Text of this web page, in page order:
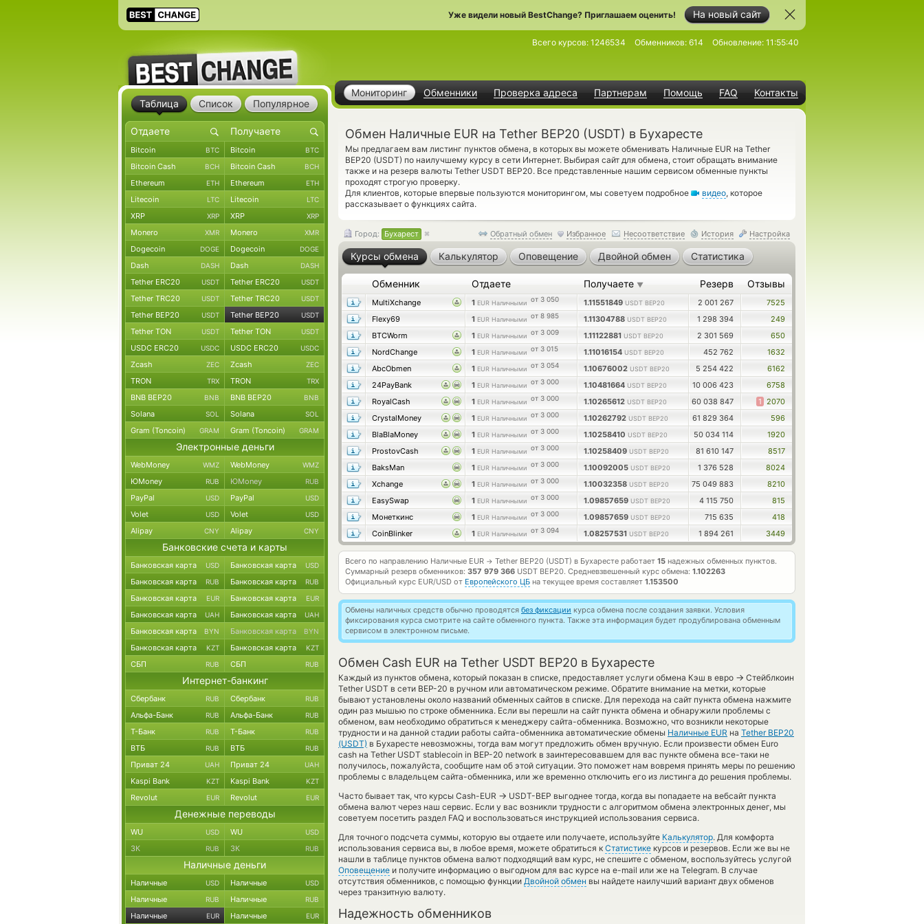
На новый сайт
Уже видели новый BestChange? Приглашаем оценить!
Мониторинг Обменники Проверка адреса Партнерам Помощь FAQ Контакты
Всего курсов: 1246534 Обменников: 614 Обновление: 11:55:40
Обмен Наличные EUR на Tether BEP20 (USDT) в Бухаресте
Мы предлагаем вам листинг пунктов обмена, в которых вы можете обменивать Наличные EUR на Tether
BEP20 (USDT) по наилучшему курсу в сети Интернет. Выбирая сайт для обмена, стоит обращать внимание
также и на резерв валюты Tether USDT BEP20. Все представленные нашим сервисом обменные пункты
проходят строгую проверку.
Для клиентов, которые впервые пользуются мониторингом, мы советуем подробное
видео, которое
рассказывает о функциях сайта.
Обратный обмен Избранное Несоответствие История Настройка
Город: Бухарест
Курсы обмена Калькулятор Оповещение Двойной обмен Статистика
Обменник Отдаете Получаете ▼ Резерв Отзывы
MultiXchange 1 EUR Наличными от 3 050 1.11551849 USDT BEP20 2 001 267
7525
Flexy69
1 EUR Наличными от 8 985 1.11304788 USDT BEP20 1 298 394
249
BTCWorm
1 EUR Наличными от 3 009 1.11122881 USDT BEP20 2 301 569
650
NordChange
1 EUR Наличными от 3 015 1.11016154 USDT BEP20 452 762
1632
AbcObmen
1 EUR Наличными от 3 054 1.10676002 USDT BEP20 5 254 422
6162
24PayBank
1 EUR Наличными от 3 000 1.10481664 USDT BEP20 10 006 423
6758
RoyalCash
1 EUR Наличными от 3 000 1.10265612 USDT BEP20 60 038 847 1 2070
CrystalMoney
1 EUR Наличными от 3 000 1.10262792 USDT BEP20 61 829 364
596
BlaBlaMoney
1 EUR Наличными от 3 000 1.10258410 USDT BEP20 50 034 114
1920
ProstovCash
1 EUR Наличными от 3 000 1.10258409 USDT BEP20 81 610 147
8517
BaksMan
1 EUR Наличными от 3 000 1.10092005 USDT BEP20 1 376 528
8024
Xchange
1 EUR Наличными от 3 000 1.10032358 USDT BEP20 75 049 883
8210
EasySwap
1 EUR Наличными от 3 000 1.09857659 USDT BEP20 4 115 750
815
Монеткинс
1 EUR Наличными от 3 000 1.09857659 USDT BEP20 715 635
418
CoinBlinker
1 EUR Наличными от 3 094 1.08257531 USDT BEP20 1 894 261 3449
Всего по направлению Наличные EUR → Tether BEP20 (USDT) в Бухаресте работает 15 надежных обменных пунктов.
Суммарный резерв обменников: 357 979 366 USDT BEP20. Средневзвешенный курс обмена: 1.102263
Официальный курс EUR/USD от Европейского ЦБ на текущее время составляет 1.153500
Обмены наличных средств обычно проводятся без фиксации курса обмена после создания заявки. Условия
фиксирования курса смотрите на сайте обменного пункта. Также эта информация будет продублирована обменным
сервисом в электронном письме.
Обмен Cash EUR на Tether USDT BEP20 в Бухаресте
Каждый из пунктов обмена, который показан в списке, предоставляет услуги обмена Кэш в евро → Стейблкоин
Tether USDT в сети BEP-20 в ручном или автоматическом режиме. Обратите внимание на метки, которые
бывают установлены около названий обменных сайтов в списке. Для перехода на сайт пункта обмена нажмите
один раз мышью по строке обменника. Если вы перешли на сайт пункта обмена и обнаружили проблемы с
обменом, вам необходимо обратиться к менеджеру сайта-обменника. Возможно, что возникли некоторые
трудности и на данной стадии работы сайта-обменника автоматические обмены Наличные EUR на Tether BEP20
(USDT) в Бухаресте невозможны, тогда вам могут предложить обмен вручную. Если произвести обмен Euro
cash на Tether USDT stablecoin in BEP-20 network в заинтересовавшем для вас пункте обмена все-таки не
получилось, пожалуйста, сообщите нам об этой ситуации. Это поможет нам вовремя принять меры по решению
проблемы с владельцем сайта-обменника, или же временно отключить его из листинга до решения проблемы.
Часто бывает так, что курсы Cash-EUR → USDT-BEP выгоднее тогда, когда вы попадаете на вебсайт пункта
обмена валют через наш сервис. Если у вас возникли трудности с алгоритмом обмена электронных денег, мы
советуем посетить раздел FAQ и воспользоваться инструкцией использования сервиса.
Для точного подсчета суммы, которую вы отдаете или получаете, используйте Калькулятор. Для комфорта
использования сервиса вы, в любое время, можете обратиться к Статистике курсов и резервов. Если же вы не
нашли в таблице пунктов обмена валют подходящий вам курс, не спешите с обменом, воспользуйтесь услугой
Оповещение и получите информацию о выгодном для вас курсе на e-mail или же на Telegram. В случае
отсутствия обменников, с помощью функции Двойной обмен вы найдете наилучший вариант двух обменов
через транзитную валюту.
Надежность обменников
Таблица Список Популярное
Bitcoin BTC Bitcoin BTC
Bitcoin Cash BCH Bitcoin Cash BCH
Ethereum ETH Ethereum ETH
Litecoin LTC Litecoin LTC
XRP XRP XRP XRP
Monero XMR Monero XMR
Dogecoin DOGE Dogecoin DOGE
Dash DASH Dash DASH
Tether ERC20 USDT Tether ERC20 USDT
Tether TRC20 USDT Tether TRC20 USDT
Tether BEP20 USDT Tether BEP20 USDT
Tether TON USDT Tether TON USDT
USDC ERC20 USDC USDC ERC20 USDC
Zcash ZEC Zcash ZEC
TRON TRX TRON TRX
BNB BEP20 BNB BNB BEP20 BNB
Solana SOL Solana SOL
Gram (Toncoin) GRAM Gram (Toncoin) GRAM
Электронные деньги
WebMoney WMZ WebMoney WMZ
ЮMoney RUB ЮMoney RUB
PayPal USD PayPal USD
Volet USD Volet USD
Alipay CNY Alipay CNY
Банковские счета и карты
Банковская карта USD Банковская карта USD
Банковская карта RUB Банковская карта RUB
Банковская карта EUR Банковская карта EUR
Банковская карта UAH Банковская карта UAH
Банковская карта BYN Банковская карта BYN
Банковская карта KZT Банковская карта KZT
СБП RUB СБП RUB
Интернет-банкинг
Сбербанк RUB Сбербанк RUB
Альфа-Банк RUB Альфа-Банк RUB
Т-Банк RUB Т-Банк RUB
ВТБ RUB ВТБ RUB
Приват 24 UAH Приват 24 UAH
Kaspi Bank KZT Kaspi Bank KZT
Revolut EUR Revolut EUR
Денежные переводы
WU USD WU USD
ЗК RUB ЗК RUB
Наличные деньги
Наличные USD Наличные USD
Наличные RUB Наличные RUB
Наличные EUR Наличные EUR